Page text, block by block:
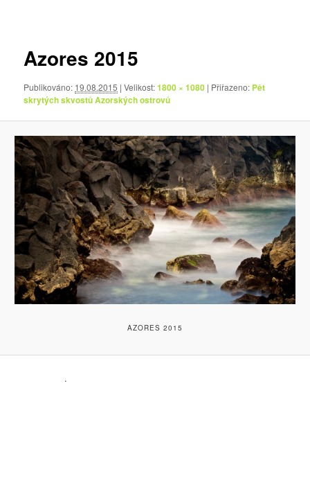
Azores 2015
Publikováno: 19.08.2015 | Velikost:1800 × 1080 | Přiřazeno: Pět
skrytých skvostů Azorských ostrovů
AZORES 2015
.